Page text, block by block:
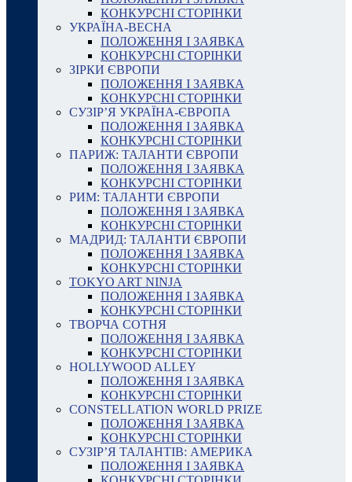
КОНКУРСНІ СТОРІНКИ
УКРАЇНА-ВЕСНА
ПОЛОЖЕННЯ І ЗАЯВКА
КОНКУРСНІ СТОРІНКИ
ЗІРКИ ЄВРОПИ
ПОЛОЖЕННЯ І ЗАЯВКА
КОНКУРСНІ СТОРІНКИ
СУЗІР’Я УКРАЇНА-ЄВРОПА
ПОЛОЖЕННЯ І ЗАЯВКА
КОНКУРСНІ СТОРІНКИ
ПАРИЖ: ТАЛАНТИ ЄВРОПИ
ПОЛОЖЕННЯ І ЗАЯВКА
КОНКУРСНІ СТОРІНКИ
РИМ: ТАЛАНТИ ЄВРОПИ
ПОЛОЖЕННЯ І ЗАЯВКА
КОНКУРСНІ СТОРІНКИ
МАДРИД: ТАЛАНТИ ЄВРОПИ
ПОЛОЖЕННЯ І ЗАЯВКА
КОНКУРСНІ СТОРІНКИ
TOKYO ART NINJA
ПОЛОЖЕННЯ І ЗАЯВКА
КОНКУРСНІ СТОРІНКИ
ТВОРЧА СОТНЯ
ПОЛОЖЕННЯ І ЗАЯВКА
КОНКУРСНІ СТОРІНКИ
HOLLYWOOD ALLEY
ПОЛОЖЕННЯ І ЗАЯВКА
КОНКУРСНІ СТОРІНКИ
CONSTELLATION WORLD PRIZE
ПОЛОЖЕННЯ І ЗАЯВКА
КОНКУРСНІ СТОРІНКИ
СУЗІР’Я ТАЛАНТІВ: АМЕРИКА
ПОЛОЖЕННЯ І ЗАЯВКА